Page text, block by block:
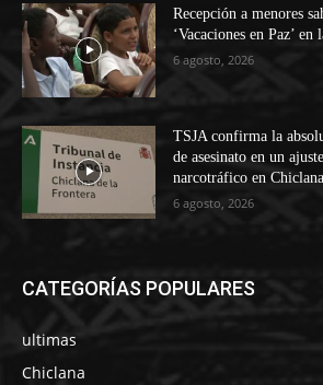
Recepción a menores
‘Vacaciones en Paz’
6 agosto, 2026
TSJA confirma la
de asesinato en un
narcotráfico en
6 agosto, 2026
CATEGORÍAS POPULARES
ultimas
Chiclana